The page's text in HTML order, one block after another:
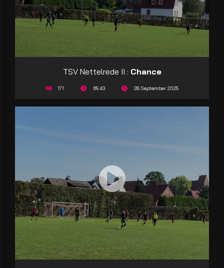
TSV Nettelrede II : Chance
171 65:43 28 September 2025